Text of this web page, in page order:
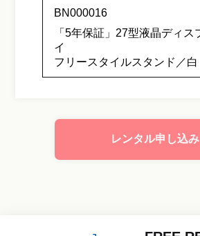
BN000016
「5年保証」27型液晶ディス
イ
フリースタイルスタンド／白
レンタル申し込み